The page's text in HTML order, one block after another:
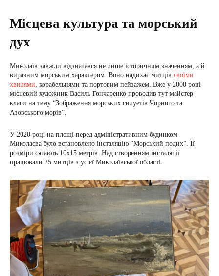
Місцева культура та морський
дух
Миколаїв завжди відзначався не лише історичним значенням, а й
виразним морським характером. Воно надихає митців своїми
хвилями , корабельнями та портовим пейзажем. Вже у 2000 році
місцевий художник Василь Гончаренко проводив тут майстер-
класи на тему “Зображення морських силуетів Чорного та
Азовського морів”.
У 2020 році на площі перед адміністративним будинком
Миколаєва було встановлено інсталяцію “Морський подих”. Її
розміри сягають 10х15 метрів. Над створенням інсталяції
працювали 25 митців з усієї Миколаївської області.